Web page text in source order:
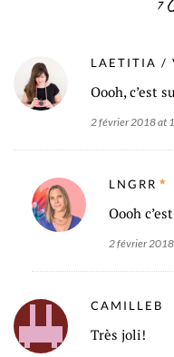
7
LAETITIA /
Oooh, c’est
2 février 2018 at
LNGRR
Oooh
2 février
CAMILLEB
Très joli!